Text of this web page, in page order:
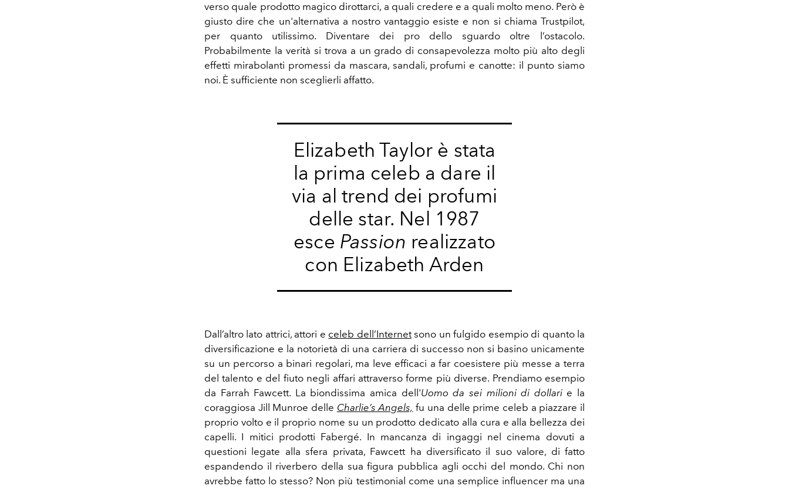
verso quale prodotto magico dirottarci, a quali credere e a quali molto meno. Però è
giusto dire che un'alternativa a nostro vantaggio esiste e non si chiama Trustpilot,
per quanto utilissimo. Diventare dei pro dello sguardo oltre l’ostacolo.
Probabilmente la verità si trova a un grado di consapevolezza molto più alto degli
effetti mirabolanti promessi da mascara, sandali, profumi e canotte: il punto siamo
noi. È sufficiente non sceglierli affatto.
Elizabeth Taylor è stata
la prima celeb a dare il
via al trend dei profumi
delle star. Nel 1987
esce Passion realizzato
con Elizabeth Arden
Dall’altro lato attrici, attori e celeb dell’Internetsono un fulgido esempio di quanto la
diversificazione e la notorietà di una carriera di successo non si basino unicamente
su un percorso a binari regolari, ma leve efficaci a far coesistere più messe a terra
del talento e del fiuto negli affari attraverso forme più diverse. Prendiamo esempio
da Farrah Fawcett. La biondissima amica dell'Uomo da sei milioni di dollarie la
coraggiosa Jill Munroe delle Charlie’s Angels, fu una delle prime celeb a piazzare il
proprio volto e il proprio nome su un prodotto dedicato alla cura e alla bellezza dei
capelli. I mitici prodotti Fabergé. In mancanza di ingaggi nel cinema dovuti a
questioni legate alla sfera privata, Fawcett ha diversificato il suo valore, di fatto
espandendo il riverbero della sua figura pubblica agli occhi del mondo.Chi non
avrebbe fatto lo stesso? Non più testimonial come una semplice influencer ma una